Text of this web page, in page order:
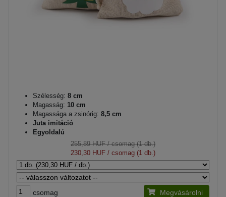
Szélesség: 8 cm
Magasság: 10 cm
Magassága a zsinórig: 8,5 cm
Juta imitáció
Egyoldalú
255,89 HUF/ csomag (1 db.)
230,30 HUF / csomag (1 db.)
csomag Megvásárolni